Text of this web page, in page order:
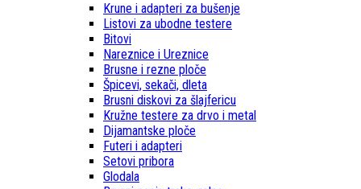
Krune i adapteri za bušenje
Listovi za ubodne testere
Bitovi
Nareznice i Ureznice
Brusne i rezne ploče
Špicevi, sekači, dleta
Brusni diskovi za šlajfericu
Kružne testere za drvo i metal
Dijamantske ploče
Futeri i adapteri
Setovi pribora
Glodala